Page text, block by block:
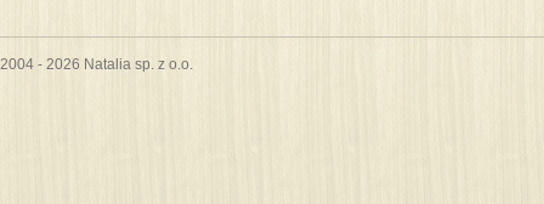
2004 - 2026 Natalia sp. z o.o.